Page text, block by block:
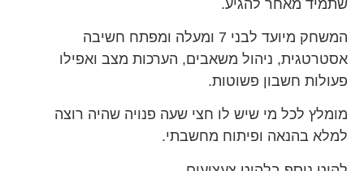
שתמיד מאחר להגיע.
המשחק מיועד לבני 7 ומעלה ומפתח חשיבה
אסטרטגית, ניהול משאבים, הערכות מצב ואפילו
פעולות חשבון פשוטות.
מומלץ לכל מי שיש לו חצי שעה פנויה שהיה רוצה
למלא בהנאה ופיתוח מחשבתי.